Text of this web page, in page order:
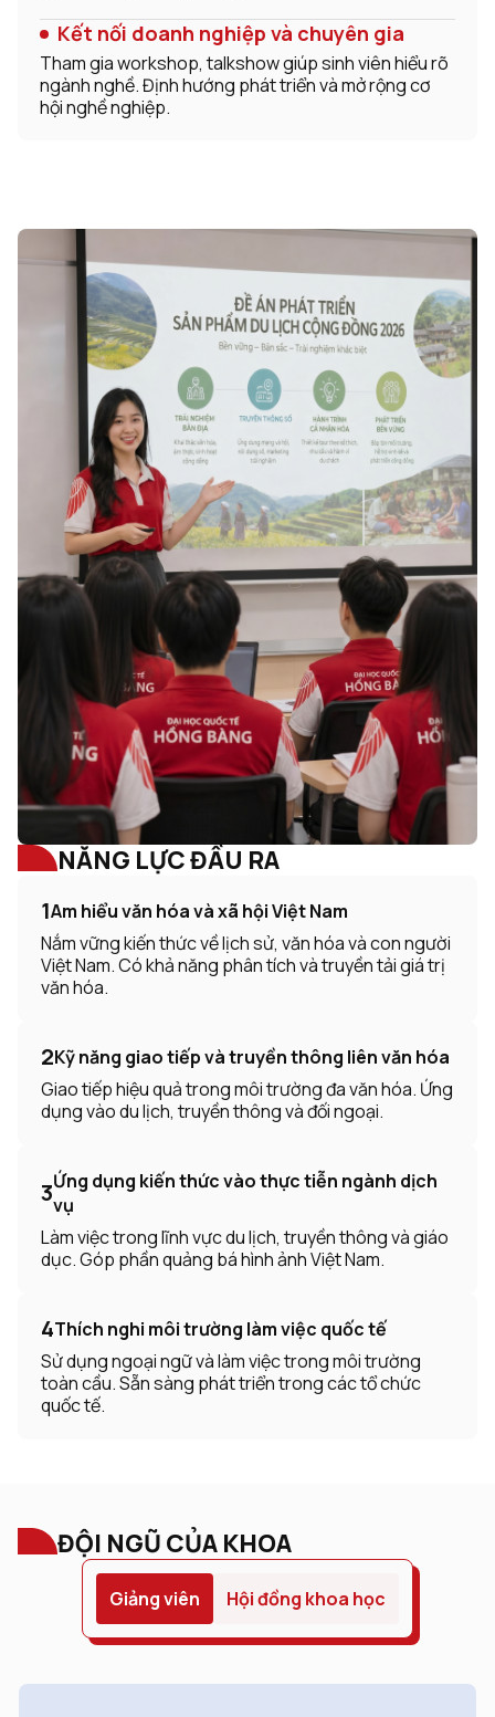
Kết nối doanh nghiệp và chuyên gia
Tham gia workshop, talkshow giúp sinh viên hiểu rõ
ngành nghề. Định hướng phát triển và mở rộng cơ
hội nghề nghiệp.
NĂNG LỰC ĐẦU RA
1Am hiểu văn hóa và xã hội Việt Nam
Nắm vững kiến thức về lịch sử, văn hóa và con người
Việt Nam. Có khả năng phân tích và truyền tải giá trị
văn hóa.
2Kỹ năng giao tiếp và truyền thông liên văn hóa
Giao tiếp hiệu quả trong môi trường đa văn hóa. Ứng
dụng vào du lịch, truyền thông và đối ngoại.
3Ứng dụng kiến thức vào thực tiễn ngành dịch
vụ
Làm việc trong lĩnh vực du lịch, truyền thông và giáo
dục. Góp phần quảng bá hình ảnh Việt Nam.
4Thích nghi môi trường làm việc quốc tế
Sử dụng ngoại ngữ và làm việc trong môi trường
toàn cầu. Sẵn sàng phát triển trong các tổ chức
quốc tế.
ĐỘI NGŨ CỦA KHOA
Giảng viên Hội đồng khoa học